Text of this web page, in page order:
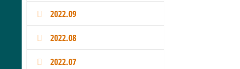
2022.09
2022.08
2022.07